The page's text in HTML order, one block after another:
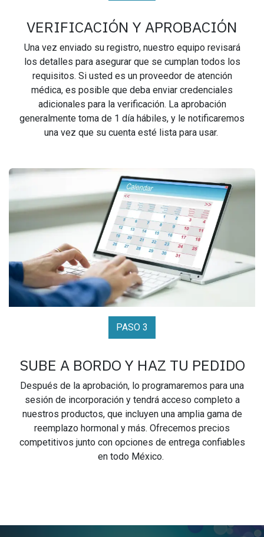
VERIFICACIÓN Y APROBACIÓN
Una vez enviado su registro, nuestro equipo revisará
los detalles para asegurar que se cumplan todos los
requisitos. Si usted es un proveedor de atención
médica, es posible que deba enviar credenciales
adicionales para la verificación. La aprobación
generalmente toma de 1 día hábiles, y le notificaremos
una vez que su cuenta esté lista para usar.
PASO 3
SUBE A BORDO Y HAZ TU PEDIDO
Después de la aprobación, lo programaremos para una
sesión de incorporación y tendrá acceso completo a
nuestros productos, que incluyen una amplia gama de
reemplazo hormonal y más. Ofrecemos precios
competitivos junto con opciones de entrega confiables
en todo México.